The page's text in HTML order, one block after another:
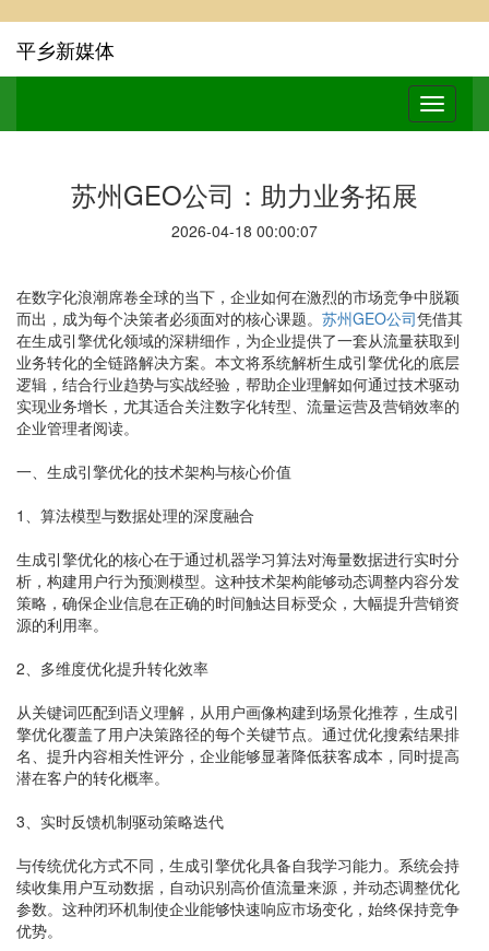
平乡新媒体
苏州GEO公司：助力业务拓展
2026-04-18 00:00:07
在数字化浪潮席卷全球的当下，企业如何在激烈的市场竞争中脱颖
而出，成为每个决策者必须面对的核心课题。 苏州GEO公司凭借其
在生成引擎优化领域的深耕细作，为企业提供了一套从流量获取到
业务转化的全链路解决方案。本文将系统解析生成引擎优化的底层
逻辑，结合行业趋势与实战经验，帮助企业理解如何通过技术驱动
实现业务增长，尤其适合关注数字化转型、流量运营及营销效率的
企业管理者阅读。
一、生成引擎优化的技术架构与核心价值
1、算法模型与数据处理的深度融合
生成引擎优化的核心在于通过机器学习算法对海量数据进行实时分
析，构建用户行为预测模型。这种技术架构能够动态调整内容分发
策略，确保企业信息在正确的时间触达目标受众，大幅提升营销资
源的利用率。
2、多维度优化提升转化效率
从关键词匹配到语义理解，从用户画像构建到场景化推荐，生成引
擎优化覆盖了用户决策路径的每个关键节点。通过优化搜索结果排
名、提升内容相关性评分，企业能够显著降低获客成本，同时提高
潜在客户的转化概率。
3、实时反馈机制驱动策略迭代
与传统优化方式不同，生成引擎优化具备自我学习能力。系统会持
续收集用户互动数据，自动识别高价值流量来源，并动态调整优化
参数。这种闭环机制使企业能够快速响应市场变化，始终保持竞争
优势。